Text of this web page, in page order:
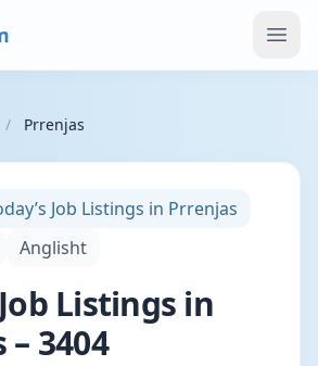
/ Prrenjas
Job Listings in Prrenjas
Anglisht
Listings in
3404